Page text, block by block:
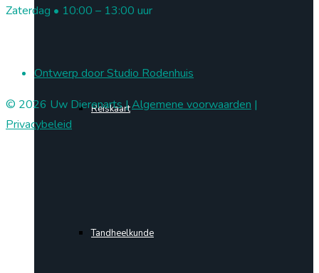
Reiskaart
Tandheelkunde
Zaterdag • 10:00 – 13:00 uur
Ontwerp door Studio Rodenhuis
© 2026 Uw Dierenarts |Algemene voorwaarden |
Privacybeleid